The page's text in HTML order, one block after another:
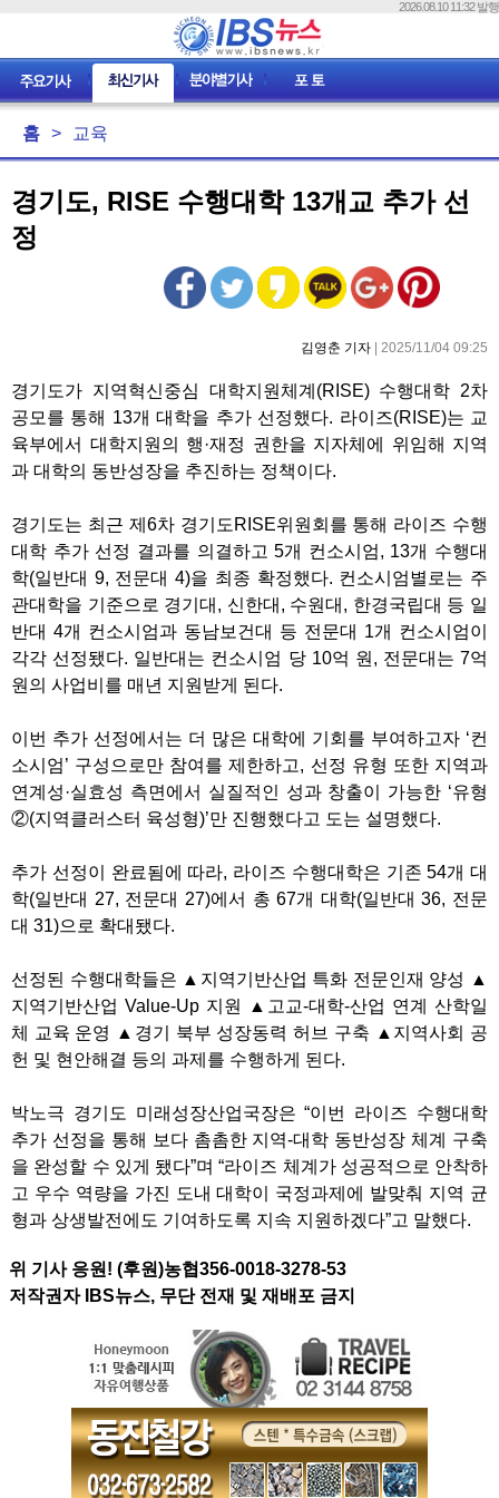
2026.08.10 11:32 발행
홈 > 교육
경기도, RISE 수행대학 13개교 추가 선
정
김영춘 기자 | 2025/11/04 09:25
경기도가 지역혁신중심 대학지원체계(RISE) 수행대학 2차
공모를 통해 13개 대학을 추가 선정했다. 라이즈(RISE)는 교
육부에서 대학지원의 행·재정 권한을 지자체에 위임해 지역
과 대학의 동반성장을 추진하는 정책이다.
경기도는 최근 제6차 경기도RISE위원회를 통해 라이즈 수행
대학 추가 선정 결과를 의결하고 5개 컨소시엄, 13개 수행대
학(일반대 9, 전문대 4)을 최종 확정했다. 컨소시엄별로는 주
관대학을 기준으로 경기대, 신한대, 수원대, 한경국립대 등 일
반대 4개 컨소시엄과 동남보건대 등 전문대 1개 컨소시엄이
각각 선정됐다. 일반대는 컨소시엄 당 10억 원, 전문대는 7억
원의 사업비를 매년 지원받게 된다.
이번 추가 선정에서는 더 많은 대학에 기회를 부여하고자 ‘컨
소시엄’ 구성으로만 참여를 제한하고, 선정 유형 또한 지역과
연계성·실효성 측면에서 실질적인 성과 창출이 가능한 ‘유형
②(지역클러스터 육성형)’만 진행했다고 도는 설명했다.
추가 선정이 완료됨에 따라, 라이즈 수행대학은 기존 54개 대
학(일반대 27, 전문대 27)에서 총 67개 대학(일반대 36, 전문
대 31)으로 확대됐다.
선정된 수행대학들은 ▲지역기반산업 특화 전문인재 양성 ▲
지역기반산업 Value-Up 지원 ▲고교-대학-산업 연계 산학일
체 교육 운영 ▲경기 북부 성장동력 허브 구축 ▲지역사회 공
헌 및 현안해결 등의 과제를 수행하게 된다.
박노극 경기도 미래성장산업국장은 “이번 라이즈 수행대학
추가 선정을 통해 보다 촘촘한 지역-대학 동반성장 체계 구축
을 완성할 수 있게 됐다”며 “라이즈 체계가 성공적으로 안착하
고 우수 역량을 가진 도내 대학이 국정과제에 발맞춰 지역 균
형과 상생발전에도 기여하도록 지속 지원하겠다”고 말했다.
위 기사 응원! (후원)농협356-0018-3278-53
저작권자 IBS뉴스, 무단 전재 및 재배포 금지